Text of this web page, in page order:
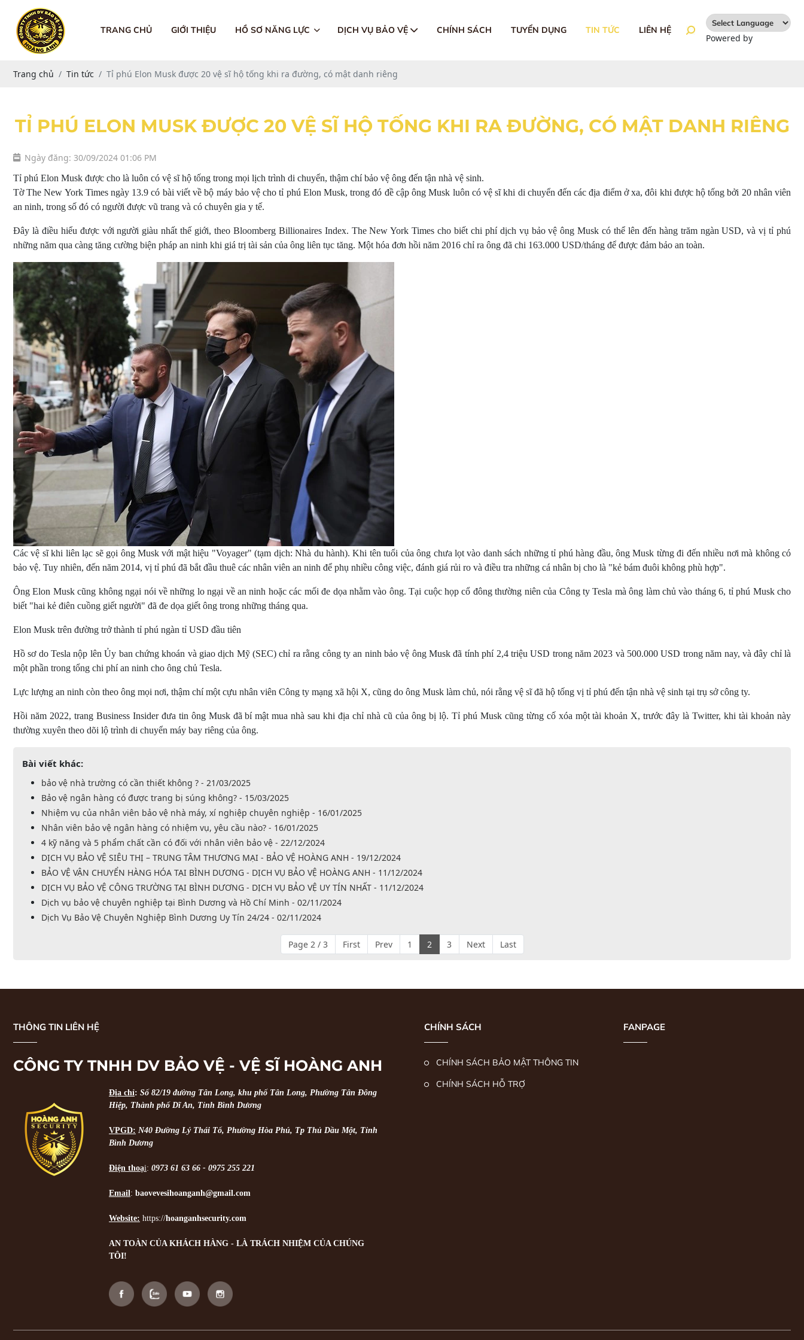
TRANG CHỦ GIỚI THIỆU HỒ SƠ NĂNG LỰC DỊCH VỤ BẢO VỆ CHÍNH SÁCH TUYỂN DỤNG TIN TỨC LIÊN HỆ
Powered by
Trang chủ Tin tức Tỉ phú Elon Musk được 20 vệ sĩ hộ tống khi ra đường, có mật danh riêng
TỈ PHÚ ELON MUSK ĐƯỢC 20 VỆ SĨ HỘ TỐNG KHI RA ĐƯỜNG, CÓ MẬT DANH RIÊNG
Ngày đăng: 30/09/2024 01:06 PM
Tỉ phú Elon Musk được cho là luôn có vệ sĩ hộ tống trong mọi lịch trình di chuyển, thậm chí bảo vệ ông đến tận nhà vệ sinh.
Tờ The New York Times ngày 13.9 có bài viết về bộ máy bảo vệ cho tỉ phú Elon Musk, trong đó đề cập ông Musk luôn có vệ sĩ khi di chuyển đến các địa điểm ở xa, đôi khi được hộ tống bởi 20 nhân viên
an ninh, trong số đó có người được vũ trang và có chuyên gia y tế.
Đây là điều hiểu được với người giàu nhất thế giới, theo Bloomberg Billionaires Index. The New York Times cho biết chi phí dịch vụ bảo vệ ông Musk có thể lên đến hàng trăm ngàn USD, và vị tỉ phú
những năm qua càng tăng cường biện pháp an ninh khi giá trị tài sản của ông liên tục tăng. Một hóa đơn hồi năm 2016 chỉ ra ông đã chi 163.000 USD/tháng để được đảm bảo an toàn.
Các vệ sĩ khi liên lạc sẽ gọi ông Musk với mật hiệu "Voyager" (tạm dịch: Nhà du hành). Khi tên tuổi của ông chưa lọt vào danh sách những tỉ phú hàng đầu, ông Musk từng đi đến nhiều nơi mà không có
bảo vệ. Tuy nhiên, đến năm 2014, vị tỉ phú đã bắt đầu thuê các nhân viên an ninh để phụ nhiều công việc, đánh giá rủi ro và điều tra những cá nhân bị cho là "kẻ bám đuôi không phù hợp".
Ông Elon Musk cũng không ngại nói về những lo ngại về an ninh hoặc các mối đe dọa nhằm vào ông. Tại cuộc họp cổ đông thường niên của Công ty Tesla mà ông làm chủ vào tháng 6, tỉ phú Musk cho
biết "hai kẻ điên cuồng giết người" đã đe dọa giết ông trong những tháng qua.
Elon Musk trên đường trở thành tỉ phú ngàn tỉ USD đầu tiên
Hồ sơ do Tesla nộp lên Ủy ban chứng khoán và giao dịch Mỹ (SEC) chỉ ra rằng công ty an ninh bảo vệ ông Musk đã tính phí 2,4 triệu USD trong năm 2023 và 500.000 USD trong năm nay, và đây chỉ là
một phần trong tổng chi phí an ninh cho ông chủ Tesla.
Lực lượng an ninh còn theo ông mọi nơi, thậm chí một cựu nhân viên Công ty mạng xã hội X, cũng do ông Musk làm chủ, nói rằng vệ sĩ đã hộ tống vị tỉ phú đến tận nhà vệ sinh tại trụ sở công ty.
Hồi năm 2022, trang Business Insider đưa tin ông Musk đã bí mật mua nhà sau khi địa chỉ nhà cũ của ông bị lộ. Tỉ phú Musk cũng từng cố xóa một tài khoản X, trước đây là Twitter, khi tài khoản này
thường xuyên theo dõi lộ trình di chuyển máy bay riêng của ông.
Bài viết khác:
bảo vệ nhà trường có cần thiết không ? - 21/03/2025
Bảo vệ ngân hàng có được trang bị súng không? - 15/03/2025
Nhiệm vụ của nhân viên bảo vệ nhà máy, xí nghiệp chuyên nghiệp - 16/01/2025
Nhân viên bảo vệ ngân hàng có nhiệm vụ, yêu cầu nào? - 16/01/2025
4 kỹ năng và 5 phẩm chất cần có đối với nhân viên bảo vệ - 22/12/2024
DỊCH VỤ BẢO VỆ SIÊU THỊ – TRUNG TÂM THƯƠNG MẠI - BẢO VỆ HOÀNG ANH - 19/12/2024
BẢO VỆ VẬN CHUYỂN HÀNG HÓA TẠI BÌNH DƯƠNG - DỊCH VỤ BẢO VỆ HOÀNG ANH - 11/12/2024
DỊCH VỤ BẢO VỆ CÔNG TRƯỜNG TẠI BÌNH DƯƠNG - DỊCH VỤ BẢO VỆ UY TÍN NHẤT - 11/12/2024
Dịch vụ bảo vệ chuyên nghiệp tại Bình Dương và Hồ Chí Minh - 02/11/2024
Dịch Vụ Bảo Vệ Chuyên Nghiệp Bình Dương Uy Tín 24/24 - 02/11/2024
Page 2 / 3 First Prev 1 2 3 Next Last
THÔNG TIN LIÊN HỆ
CÔNG TY TNHH DV BẢO VỆ - VỆ SĨ HOÀNG ANH
Địa chỉ: Số 82/19 đường Tân Long, khu phố Tân Long, Phường Tân Đông
Hiệp, Thành phố Dĩ An, Tỉnh Bình Dương
VPGD: N40 Đường Lý Thái Tổ, Phường Hòa Phú, Tp Thủ Dầu Một, Tỉnh
Bình Dương
Điện thoại: 0973 61 63 66 - 0975 255 221
Email: baovevesihoanganh@gmail.com
Website: https://hoanganhsecurity.com
AN TOÀN CỦA KHÁCH HÀNG - LÀ TRÁCH NHIỆM CỦA CHÚNG
TÔI!
CHÍNH SÁCH
CHÍNH SÁCH BẢO MẬT THÔNG TIN
CHÍNH SÁCH HỖ TRỢ
FANPAGE